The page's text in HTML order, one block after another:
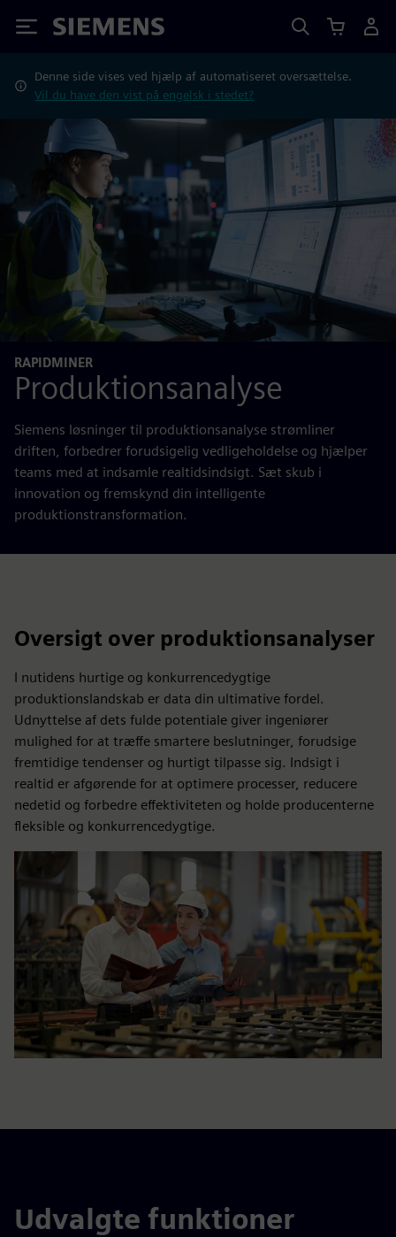
Siemens
Denne side vises ved hjælp af automatiseret oversættelse.
Vil du have den vist på engelsk i stedet?
RAPIDMINER
Produktionsanalyse
Siemens løsninger til produktionsanalyse strømliner
driften, forbedrer forudsigelig vedligeholdelse og hjælper
teams med at indsamle realtidsindsigt. Sæt skub i
innovation og fremskynd din intelligente
produktionstransformation.
Oversigt over produktionsanalyser
I nutidens hurtige og konkurrencedygtige
produktionslandskab er data din ultimative fordel.
Udnyttelse af dets fulde potentiale giver ingeniører
mulighed for at træffe smartere beslutninger, forudsige
fremtidige tendenser og hurtigt tilpasse sig. Indsigt i
realtid er afgørende for at optimere processer, reducere
nedetid og forbedre effektiviteten og holde producenterne
fleksible og konkurrencedygtige.
Udvalgte funktioner